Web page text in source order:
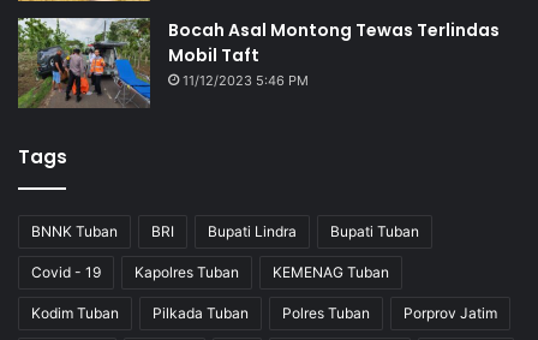
Bocah Asal Montong Tewas Terlindas
Mobil Taft
11/12/2023 5:46 PM
Tags
BNNK Tuban BRI Bupati Lindra Bupati Tuban
Covid - 19 Kapolres Tuban KEMENAG Tuban
Kodim Tuban Pilkada Tuban Polres Tuban Porprov Jatim